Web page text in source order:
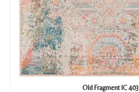
Old Fragment IC 403